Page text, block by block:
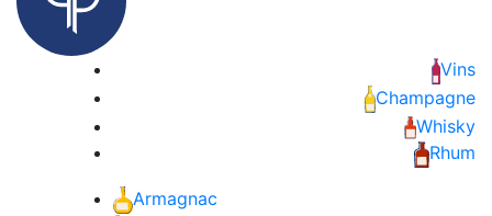
Vins
Champagne
Whisky
Rhum
Armagnac
Spiritueux